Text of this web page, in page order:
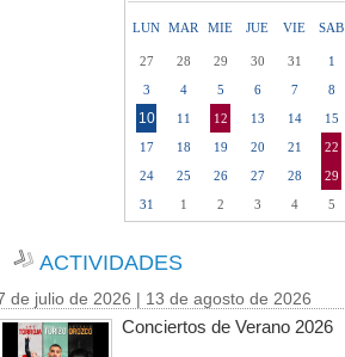
LUN MAR MIE JUE VIE SAB
27 28 29 30 31 1
3
4 5 6 7 8
10 11 12 13 14 15
17
18 19 20 21 22
24
25 26 27 28 29
31
1 2 3 4 5
ACTIVIDADES
de julio de 2026 | 13 de agosto de 2026
Conciertos de Verano 2026